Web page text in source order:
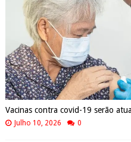
Vacinas contra covid-19 serão
Julho 10, 2026 0